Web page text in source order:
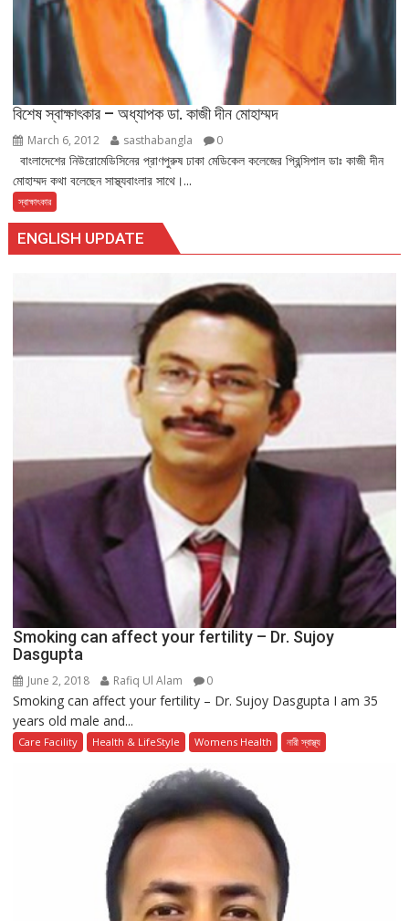
বিশেষ স্বাক্ষাৎকার – অধ্যাপক ডা. কাজী দীন মোহাম্মদ
March 6, 2012 sasthabangla 0
বাংলাদেশের নিউরোমেডিসিনের প্রাণপুরুষ ঢাকা মেডিকেল কলেজের প্রিন্সিপাল ডাঃ কাজী দীন
মোহাম্মদ কথা বলেছেন সাস্থ্যবাংলার সাথে।...
স্বাক্ষাৎকার
ENGLISH UPDATE
Smoking can affect your fertility – Dr. Sujoy
Dasgupta
June 2, 2018 Rafiq Ul Alam 0
Smoking can affect your fertility – Dr. Sujoy Dasgupta I am 35
years old male and...
Care Facility Health & LifeStyle Womens Health নারী স্বাস্থ্য